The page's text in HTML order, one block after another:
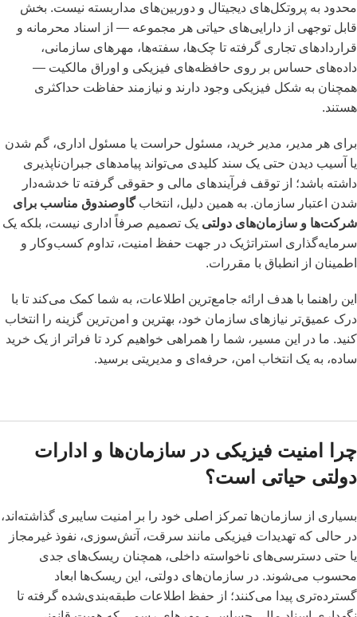
محدود به پروتکل‌های دیجیتال و دوربین‌های مداربسته نیست. بخش
قابل توجهی از دارایی‌های حیاتی هر مجموعه — از اسناد محرمانه و
قراردادهای تجاری گرفته تا چک‌ها، سفته‌ها، مهرهای سازمانی،
داده‌های حساس بر روی حافظه‌های فیزیکی و اوراق مالکیت —
همچنان به شکل فیزیکی وجود دارند و نیازمند حفاظت حداکثری
هستند.
برای هر مدیر، مدیر خرید، مسئول حراست یا مسئول اداری، گم شدن
یا آسیب دیدن حتی یک سند کلیدی می‌تواند پیامدهای جبران‌ناپذیری
داشته باشد؛ از توقف فرآیندهای مالی و حقوقی گرفته تا خدشه‌دار
شدن اعتبار سازمان. به همین دلیل، انتخابگاوصندوق مناسب برای
شرکت‌ها و سازمان‌های دولتی یک تصمیم صرفاً اداری نیست، بلکه یک
سرمایه‌گذاری استراتژیک در جهت حفظ امنیت، تداوم کسب‌وکار و
اطمینان از انطباق با مقررات.
این راهنما با هدف ارائه جامع‌ترین اطلاعات، به شما کمک می‌کند تا با
درک عمیق‌تر نیازهای سازمان خود، بهترین و امن‌ترین گزینه را انتخاب
کنید. ما در این مسیر، شما را همراهی خواهیم کرد تا فراتر از یک خرید
ساده، به یک انتخاب امن، حرفه‌ای و مدیریتی برسید.
چرا امنیت فیزیکی در سازمان‌ها و ادارات
دولتی حیاتی است؟
بسیاری از سازمان‌ها تمرکز اصلی خود را بر امنیت سایبری گذاشته‌اند،
در حالی که تهدیدات فیزیکی مانند سرقت، آتش‌سوزی، نفوذ غیرمجاز
یا حتی دسترسی‌های ناخواسته داخلی، همچنان ریسک‌های جدی
محسوب می‌شوند. در سازمان‌های دولتی، این ریسک‌ها ابعاد
گسترده‌تری پیدا می‌کنند؛ از حفظ اطلاعات طبقه‌بندی‌شده گرفته تا